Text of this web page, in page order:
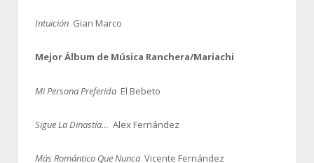
Intuición Gian Marco
Mejor Álbum de Música Ranchera/Mariachi
Mi Persona Preferida El Bebeto
Sigue La Dinastía… Alex Fernández
Más Romántico Que Nunca Vicente Fernández